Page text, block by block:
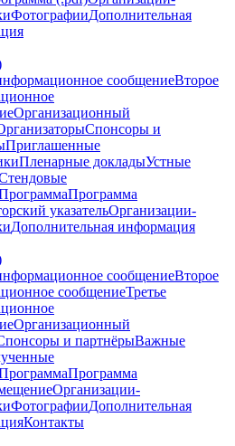
ФотографииДополнительная
сообщениеВторое
Организационный
Спонсоры и
Приглашенные
Пленарные докладыУстные
Программа
указательОрганизации-
Дополнительная информация
сообщениеВторое
сообщениеТретье
Организационный
и партнёрыВажные
Программа
Организации-
ФотографииДополнительная
Контакты